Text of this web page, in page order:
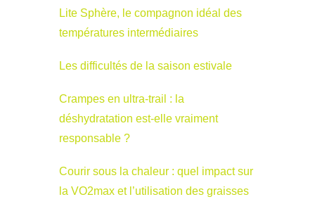
Lite Sphère, le compagnon idéal des
températures intermédiaires
Les difficultés de la saison estivale
Crampes en ultra-trail : la
déshydratation est-elle vraiment
responsable ?
Courir sous la chaleur : quel impact sur
la VO2max et l’utilisation des graisses